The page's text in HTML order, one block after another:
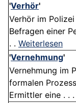
'Verhör'
Verhör im
Befragen einer
. . Weiterlesen
'Vernehmung'
Vernehmung im
formalen
Ermittler eine . . .